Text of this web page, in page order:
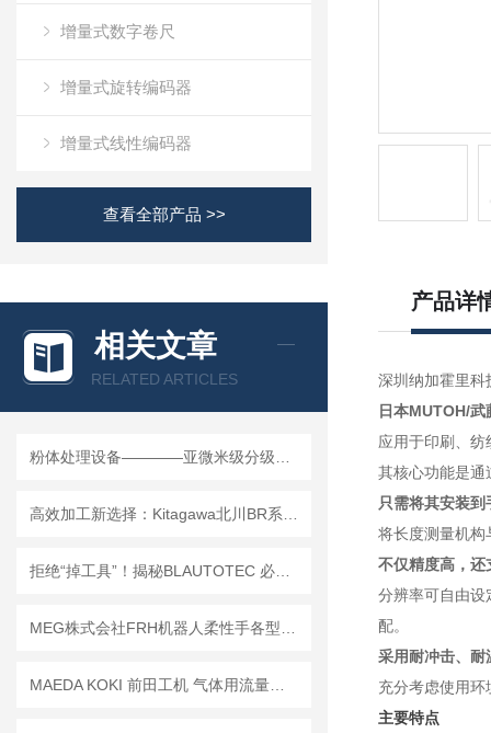
增量式数字卷尺
增量式旋转编码器
增量式线性编码器
查看全部产品 >>
相关文章
RELATED ARTICLES
产品详
深圳纳加霍里科
日本MUTOH/
应用于印刷、
其核心功能是通
只需将其安装
将长度测量机构
不仅精度高，还
分辨率可自由设
配。
采用耐冲击、耐
充分考虑使用
主要特点